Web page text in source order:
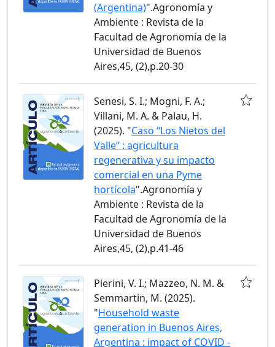
(Argentina)".Agronomía y
Ambiente : Revista de la
Facultad de Agronomía de la
Universidad de Buenos
Aires,45, (2),p.20-30
Senesi, S. I.; Mogni, F. A.;
Villani, M. A. & Palau, H.
(2025). "Caso “Los Nietos del
Valle” : agricultura
regenerativa y su impacto
comercial en una Pyme
hortícola".Agronomía y
Ambiente : Revista de la
Facultad de Agronomía de la
Universidad de Buenos
Aires,45, (2),p.41-46
Pierini, V. I.; Mazzeo, N. M. &
Semmartin, M. (2025).
"Household waste
generation in Buenos Aires,
Argentina : impact of COVID -